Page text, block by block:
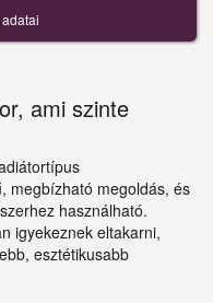
ami szinte
megbízható megoldás, és
használható.
igyekeznek eltakarni,
esztétikusabb